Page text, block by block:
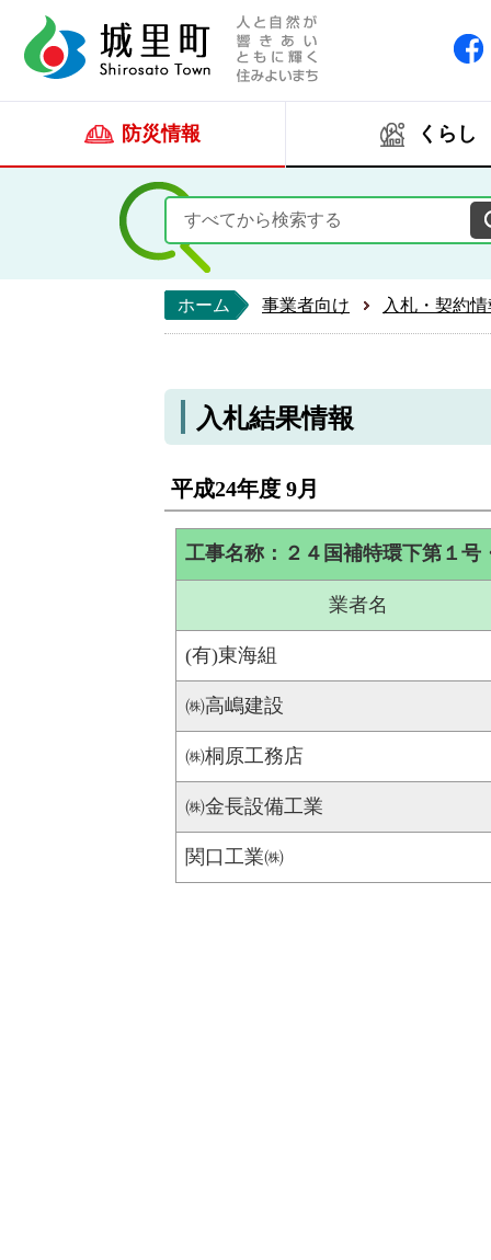
防災情報 くらし
ホーム 事業者向け 入札・契約
入札結果情報
平成24年度 9月
工事名称：２４国補特環下第１
業者名
(有)東海組
㈱高嶋建設
㈱桐原工務店
㈱金長設備工業
関口工業㈱